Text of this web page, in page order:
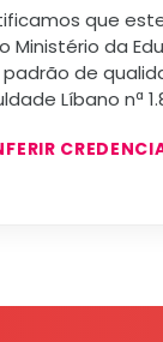
que
Ministério da
de
Líbano nª